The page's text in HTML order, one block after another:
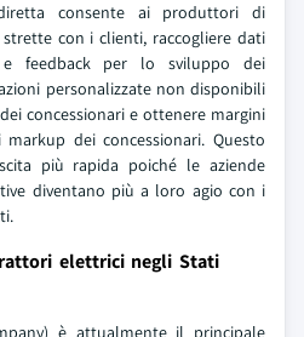
consente ai produttori di
con i clienti, raccogliere dati
feedback per lo sviluppo dei
personalizzate non disponibili
concessionari e ottenere margini
dei concessionari. Questo
più rapida poiché le aziende
diventano più a loro agio con i
elettrici negli Stati
è attualmente il principale